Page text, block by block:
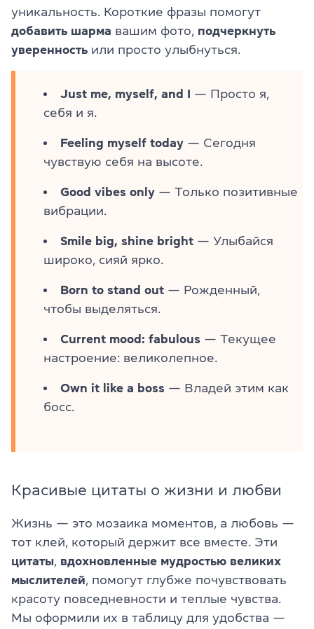
уникальность. Короткие фразы помогут
добавить шарма вашим фото, подчеркнуть
уверенность или просто улыбнуться.
Just me, myself, and I — Просто я,
себя и я.
Feeling myself today — Сегодня
чувствую себя на высоте.
Good vibes only — Только позитивные
вибрации.
Smile big, shine bright — Улыбайся
широко, сияй ярко.
Born to stand out — Рожденный,
чтобы выделяться.
Current mood: fabulous — Текущее
настроение: великолепное.
Own it like a boss — Владей этим как
босс.
Красивые цитаты о жизни и любви
Жизнь — это мозаика моментов, а любовь —
тот клей, который держит все вместе. Эти
цитаты вдохновленные мудростью великих
мыслителей , помогут глубже почувствовать
красоту повседневности и теплые чувства.
Мы оформили их в таблицу для удобства —